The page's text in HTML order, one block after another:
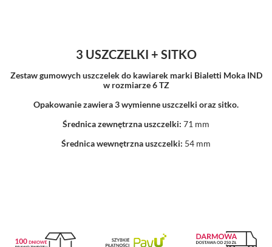
3 USZCZELKI + SITKO
Zestaw gumowych uszczelek do kawiarek marki Bialetti Moka IND
w rozmiarze 6 TZ
Opakowanie zawiera 3 wymienne uszczelki oraz sitko.
Średnica zewnętrzna uszczelki: 71 mm
Średnica wewnętrzna uszczelki: 54 mm